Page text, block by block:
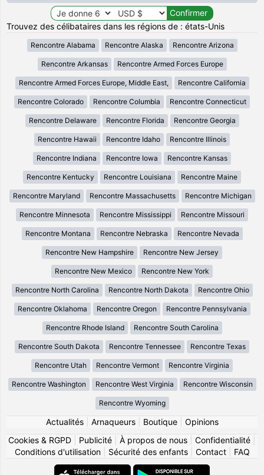
Trouvez des célibataires dans les régions de : états-Unis
Rencontre Alabama Rencontre Alaska Rencontre Arizona
Rencontre Arkansas Rencontre Armed Forces Europe
Rencontre Armed Forces Europe, Middle East, Rencontre California
Rencontre Colorado Rencontre Columbia Rencontre Connecticut
Rencontre Delaware Rencontre Florida Rencontre Georgia
Rencontre Hawaii Rencontre Idaho Rencontre Illinois
Rencontre Indiana Rencontre Iowa Rencontre Kansas
Rencontre Kentucky Rencontre Louisiana Rencontre Maine
Rencontre Maryland Rencontre Massachusetts Rencontre Michigan
Rencontre Minnesota Rencontre Mississippi Rencontre Missouri
Rencontre Montana Rencontre Nebraska Rencontre Nevada
Rencontre New Hampshire Rencontre New Jersey
Rencontre New Mexico Rencontre New York
Rencontre North Carolina Rencontre North Dakota Rencontre Ohio
Rencontre Oklahoma Rencontre Oregon Rencontre Pennsylvania
Rencontre Rhode Island Rencontre South Carolina
Rencontre South Dakota Rencontre Tennessee Rencontre Texas
Rencontre Utah Rencontre Vermont Rencontre Virginia
Rencontre Washington Rencontre West Virginia Rencontre Wisconsin
Rencontre Wyoming
Actualités| Arnaqueurs| Boutique| Opinions
Cookies & RGPD
Publicité À propos de nous Confidentialité
Conditions d'utilisation| Sécurité des enfants| Contact| FAQ